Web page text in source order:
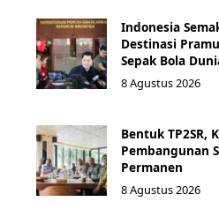
Indonesia
Destinasi
Sepak Bola
8 Agustus 2026
Bentuk TP2SR,
Pembangunan
Permanen
8 Agustus 2026